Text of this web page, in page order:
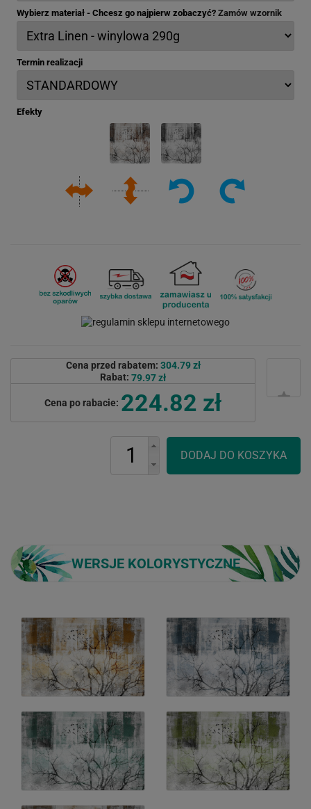
Wybierz materiał - Chcesz go najpierw zobaczyć? Zamów wzornik
Termin realizacji
Efekty
Cena przed rabatem: 304.79 zł
Rabat: 79.97 zł
Cena po rabacie: 224.82 zł
WERSJE KOLORYSTYCZNE